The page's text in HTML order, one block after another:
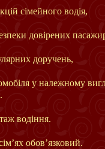
сімейного водія,
довірених
доручень,
у належному
водіння.
обов’язковий.